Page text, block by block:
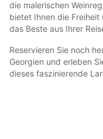
die malerischen
bietet Ihnen die
das Beste aus Ihrer
Reservieren Sie noch
Georgien und erleben
dieses faszinierende